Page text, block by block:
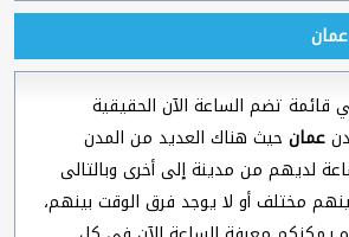
تضم الساعة الآن الحقيقية
عمان حيث هناك العديد من المدن
لديهم من مدينة إلى أخرى وبالتالى
مختلف أو لا يوجد فرق الوقت بينهم،